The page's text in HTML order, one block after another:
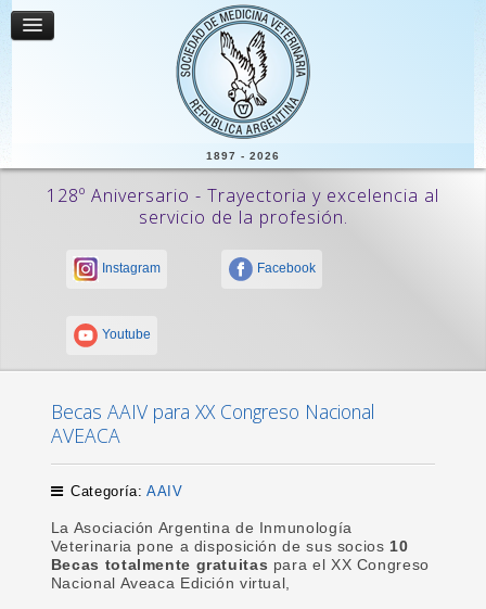
1897 - 2026
128º Aniversario - Trayectoria y excelencia al
servicio de la profesión.
Instagram Facebook
Youtube
Becas AAIV para XX Congreso Nacional
AVEACA
Categoría:AAIV
La Asociación Argentina de Inmunología
Veterinaria pone a disposición de sus socios 10
Becas totalmente gratuitas para el XX Congreso
Nacional Aveaca Edición virtual,